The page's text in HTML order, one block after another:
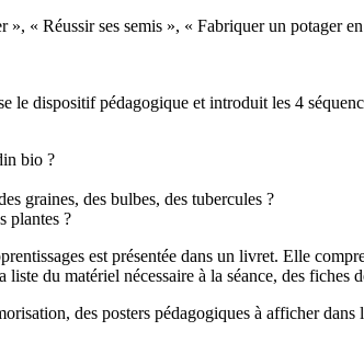
», « Réussir ses semis », « Fabriquer un potager
le dispositif pédagogique et introduit les 4
bio ?
graines, des bulbes, des tubercules ?
plantes ?
est présentée dans un livret. Elle
du matériel nécessaire à la séance, des
des posters pédagogiques à afficher dans